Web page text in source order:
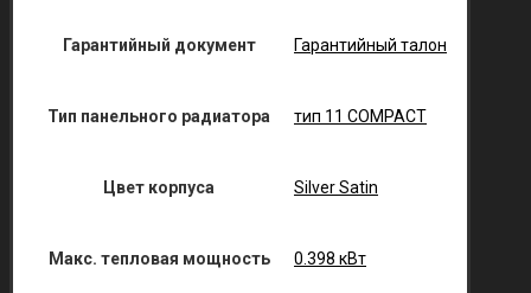
Гарантийный документ Гарантийный талон
Тип панельного радиатора тип 11 COMPACT
Цвет корпуса Silver Satin
Макс. тепловая мощность 0.398 кВт